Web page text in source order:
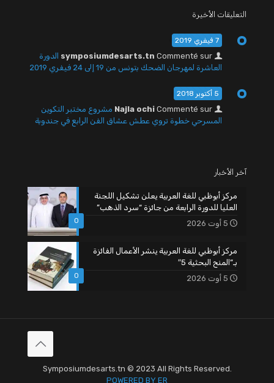
التعليقات الأخيرة
7 فيفري 2019
symposiumdesarts.tn Commenté sur
الدورة
العاشرة لمهرجان الضحك بتونس من 19 إلى 24 فيفري 2019
5 أكتوبر 2018
Najla ochi Commenté sur
مشروع مختبر التكوين
المسرحي خطوة تروي عطش عشاق الفن الرابع في جندوبة
آخر الأخبار
0
مركز أبوظبي للغة العربية يعلن تشكيل اللجنة
العليا للدورة الرابعة من جائزة “سرد الذهب”
5 أوت 2026
0
مركز أبوظبي للغة العربية ينشر الأعمال الفائزة
بـ”المنح البحثية 5″
5 أوت 2026
Symposiumdesarts.tn © 2023 All Rights Reserved.
POWERED BY ER